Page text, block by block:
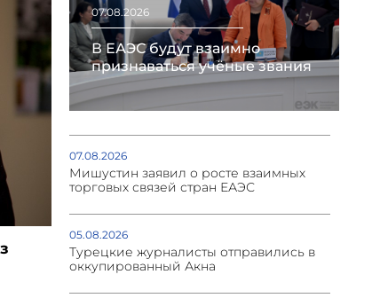
07.08.2026
В ЕАЭС будут взаимно
признаваться учёные звания
07.08.2026
Мишустин заявил о росте взаимных
торговых связей стран ЕАЭС
05.08.2026
Турецкие журналисты отправились в
оккупированный Акна